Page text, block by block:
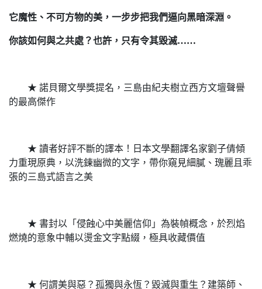
它魔性、不可方物的美，一步步把我們逼向黑暗深淵。
你該如何與之共處？也許，只有令其毀滅……
★ 諾貝爾文學獎提名，三島由紀夫樹立西方文壇聲譽
的最高傑作
★ 讀者好評不斷的譯本！日本文學翻譯名家劉子倩傾
力重現原典，以洗鍊幽微的文字，帶你窺見細膩、瑰麗且乖
張的三島式語言之美
★ 書封以「侵蝕心中美麗信仰」為裝幀概念，於烈焰
燃燒的意象中輔以燙金文字點綴，極具收藏價值
★ 何謂美與惡？孤獨與永恆？毀滅與重生？建築師、